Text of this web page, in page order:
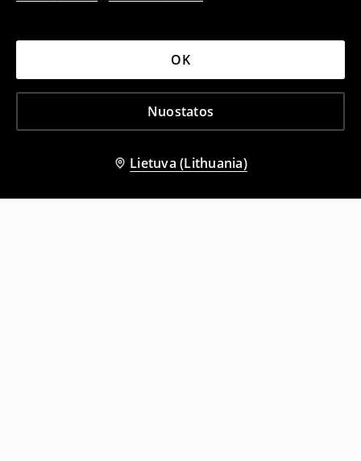
Nuostatos
OK
Lietuva (Lithuania)